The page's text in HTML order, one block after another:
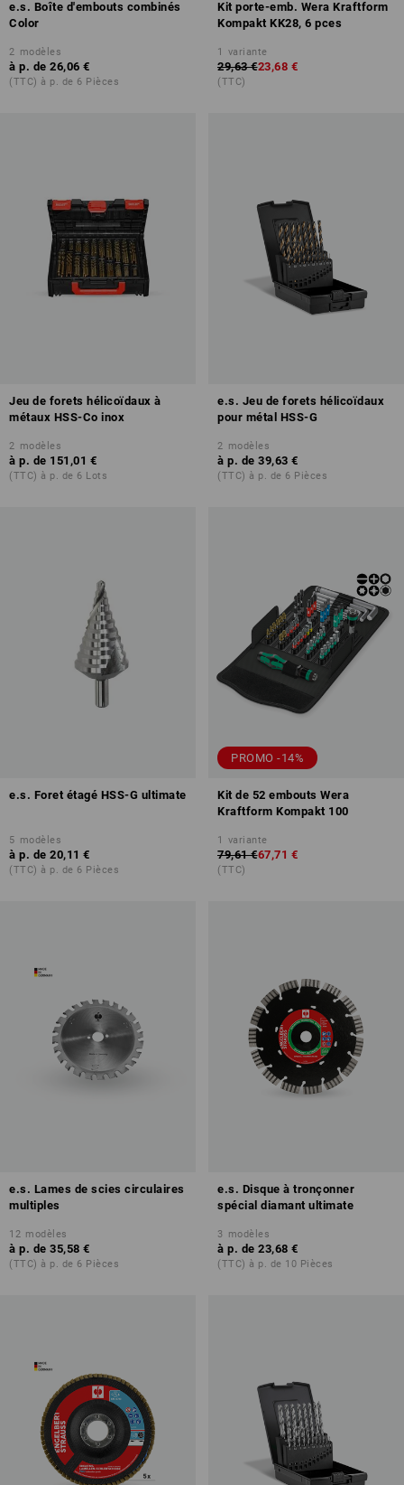
e.s. Boîte d'embouts combinés
Color
2 modèles
à p. de 26,06 €
(TTC) à p. de 6 Pièces
Kit porte-emb. Wera Kraftform
Kompakt KK28, 6 pces
1 variante
29,63 €23,68 €
(TTC)
Jeu de forets hélicoïdaux à
métaux HSS-Co inox
2 modèles
à p. de 151,01 €
(TTC) à p. de 6 Lots
e.s. Jeu de forets hélicoïdaux
pour métal HSS-G
2 modèles
à p. de 39,63 €
(TTC) à p. de 6 Pièces
e.s. Foret étagé HSS-G ultimate
5 modèles
à p. de 20,11 €
(TTC) à p. de 6 Pièces
PROMO -14%
Kit de 52 embouts Wera
Kraftform Kompakt 100
1 variante
79,61 €67,71 €
(TTC)
e.s. Lames de scies circulaires
multiples
12 modèles
à p. de 35,58 €
(TTC) à p. de 6 Pièces
e.s. Disque à tronçonner
spécial diamant ultimate
3 modèles
à p. de 23,68 €
(TTC) à p. de 10 Pièces